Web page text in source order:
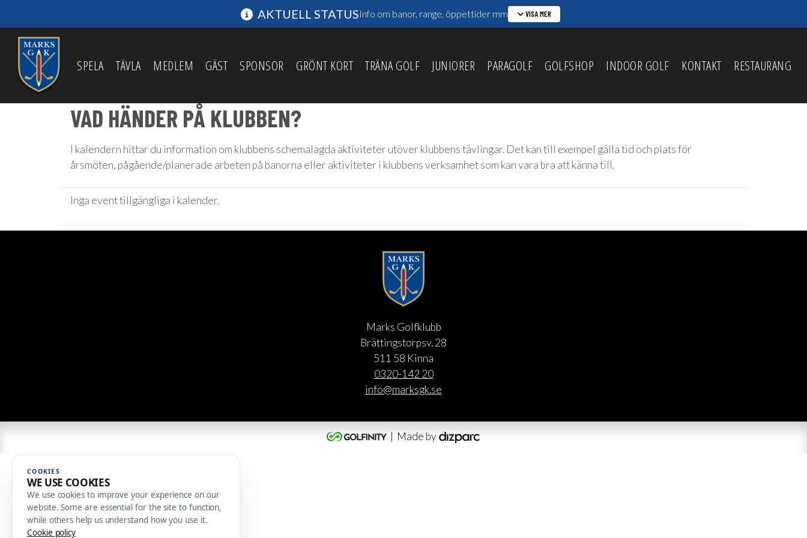
AKTUELL STATUSInfo om banor, range, öppettider mm VISA MER
SPELA TÄVLA MEDLEM GÄST SPONSOR GRÖNT KORT TRÄNA GOLF JUNIORER PARAGOLF GOLFSHOP INDOOR GOLF KONTAKT RESTAURANG
VAD HÄNDER PÅ KLUBBEN?
I kalendern hittar du information om klubbens schemalagda aktiviteter utöver klubbens tävlingar. Det kan till exempel gälla tid och plats för
årsmöten, pågående/planerade arbeten på banorna eller aktiviteter i klubbens verksamhet som kan vara bra att känna till.
Inga event tillgängliga i kalender.
Marks Golfklubb
Brättingstorpsv. 28
511 58 Kinna
0320-142 20
info@marksgk.se
| Made by
COOKIES
WE USE COOKIES
We use cookies to improve your experience on our
website. Some are essential for the site to function,
while others help us understand how you use it.
Cookie policy